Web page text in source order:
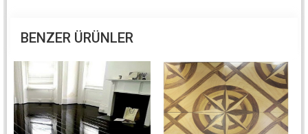
BENZER ÜRÜNLER